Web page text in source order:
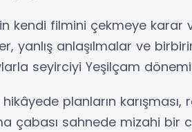
kendi filmini çekmeye karar
yanlış anlaşılmalar ve
seyirciyi Yeşilçam
planların karışması,
çabası sahnede mizahi bir